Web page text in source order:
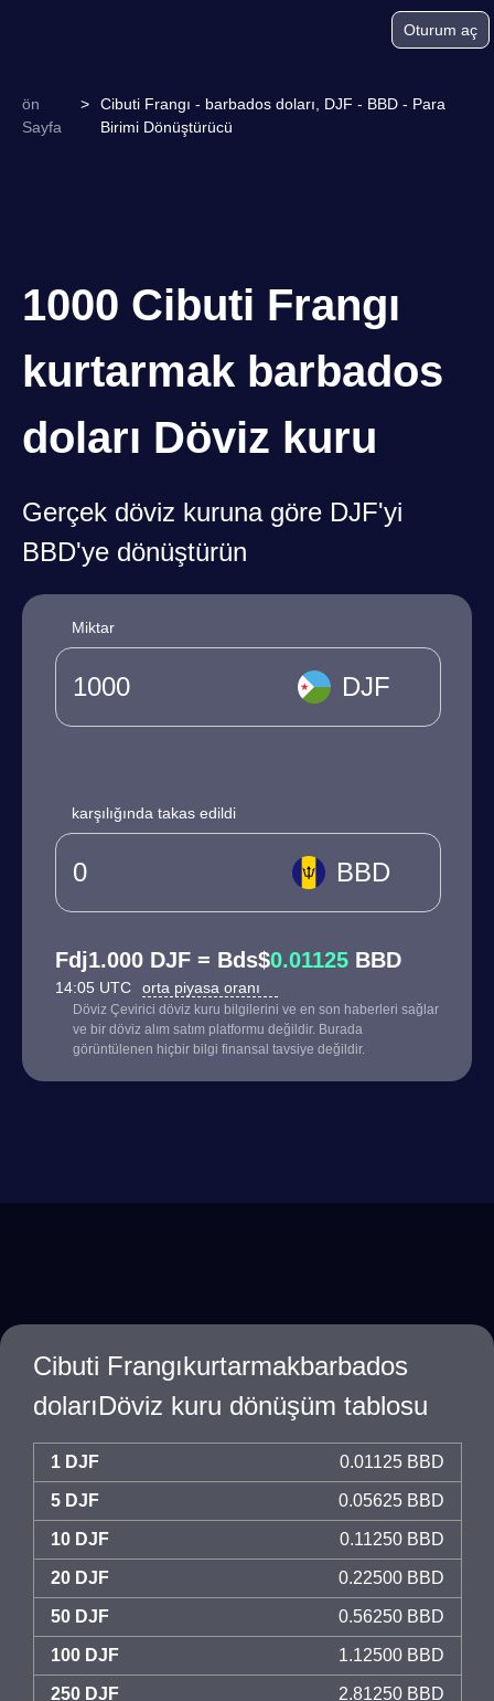
Oturum aç
ön
Sayfa
>
Cibuti Frangı - barbados doları, DJF - BBD - Para
Birimi Dönüştürücü
1000 Cibuti Frangı
kurtarmak barbados
doları Döviz kuru
Gerçek döviz kuruna göre DJF'yi
BBD'ye dönüştürün
Miktar
DJF
karşılığında takas edildi
BBD
Fdj1.000 DJF = Bds$0.01125 BBD
14:05 UTC orta piyasa oranı
Döviz Çevirici döviz kuru bilgilerini ve en son haberleri sağlar
ve bir döviz alım satım platformu değildir. Burada
görüntülenen hiçbir bilgi finansal tavsiye değildir.
Cibuti Frangıkurtarmakbarbados
dolarıDöviz kuru dönüşüm tablosu
1 DJF 0.01125 BBD
5 DJF 0.05625 BBD
10 DJF 0.11250 BBD
20 DJF 0.22500 BBD
50 DJF 0.56250 BBD
100 DJF 1.12500 BBD
250 DJF 2.81250 BBD